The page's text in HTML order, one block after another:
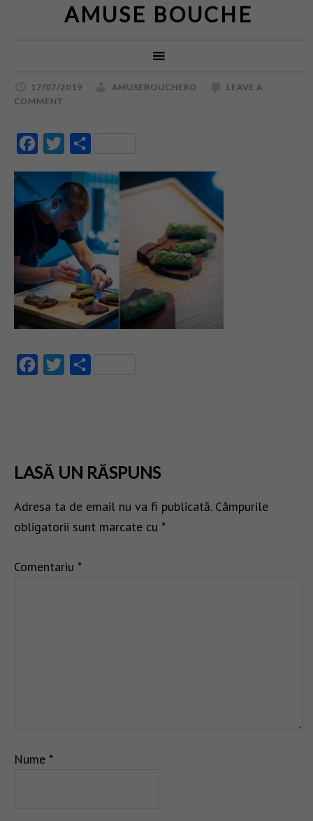
AMUSE BOUCHE
17/07/2019 AMUSEBOUCHERO
LEAVE A
COMMENT
FacebookTwitter
FacebookTwitter
LASĂ UN RĂSPUNS
Adresa ta de email nu va fi publicată. Câmpurile
obligatorii sunt marcate cu *
Comentariu *
Nume *